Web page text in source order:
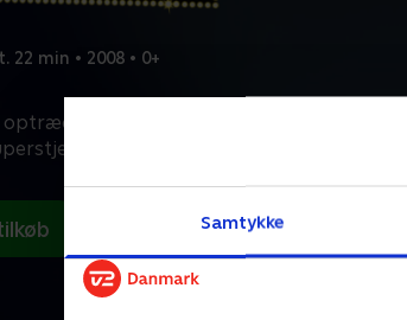
Samtykke
22 min • 2008 • 0+
optræde til udsolgte koncerter, og få et kig
liv på turne.